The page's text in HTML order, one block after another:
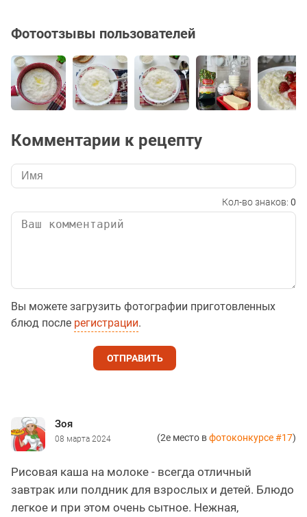
Фотоотзывы пользователей
Комментарии к рецепту
Кол-во знаков: 0
Вы можете загрузить фотографии приготовленных
блюд после регистрации.
ОТПРАВИТЬ
(2е место вфотоконкурсе #17)
Зоя
08 марта 2024
Рисовая каша на молоке - всегда отличный
завтрак или полдник для взрослых и детей. Блюдо
легкое и при этом очень сытное. Нежная,